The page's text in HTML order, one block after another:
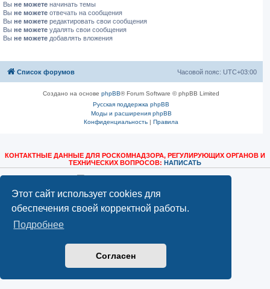
Этот сайт использует cookies для
обеспечения своей корректной работы.
Подробнее
Согласен
Вы не можете начинать темы
Вы не можете отвечать на сообщения
Вы не можете редактировать свои сообщения
Вы не можете удалять свои сообщения
Вы не можете добавлять вложения
Список форумов Часовой пояс: UTC+03:00
Создано на основеphpBB® Forum Software © phpBB Limited
Русская поддержка phpBB
Моды и расширения phpBB
Конфиденциальность |Правила
КОНТАКТНЫЕ ДАННЫЕ ДЛЯ РОСКОМНАДЗОРА, РЕГУЛИРУЮЩИХ ОРГАНОВ И
ТЕХНИЧЕСКИХ ВОПРОСОВ: НАПИСАТЬ